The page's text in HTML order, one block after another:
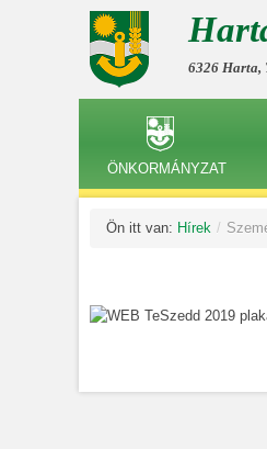
6326 Harta,
ÖNKORMÁNYZAT
Ön itt van: Hírek /